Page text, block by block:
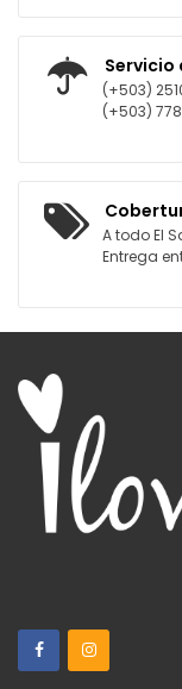
Servicio
(+503)
(+503)
A todo El
Entrega